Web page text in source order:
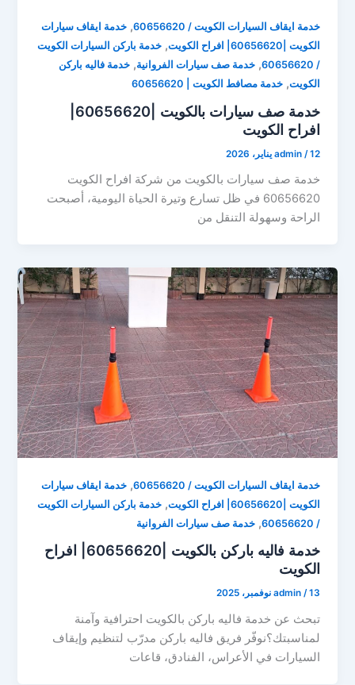
خدمة ايقاف السيارات الكويت / 60656620 ,خدمة ايقاف سيارات
الكويت |60656620| افراح الكويت
,خدمة باركن السيارات الكويت
/ 60656620
,خدمة صف سيارات الفروانية,خدمة فاليه باركن
الكويت,خدمة مصافط الكويت | 60656620
افراح الكويت
admin /12 يناير، 2026
خدمة صف سيارات بالكويت من شركة افراح الكويت
60656620 في ظل تسارع وتيرة الحياة اليومية، أصبحت
الراحة وسهولة التنقل من
خدمة ايقاف السيارات الكويت / 60656620 ,خدمة ايقاف سيارات
الكويت |60656620| افراح الكويت
,خدمة باركن السيارات الكويت
/ 60656620
,خدمة صف سيارات الفروانية
خدمة فاليه باركن بالكويت |60656620| افراح
الكويت
admin /13 نوفمبر، 2025
تبحث عن خدمة فاليه باركن بالكويت احترافية وآمنة
لمناسبتك؟نوفّر فريق فاليه باركن مدرّب لتنظيم وإيقاف
السيارات في الأعراس، الفنادق، قاعات